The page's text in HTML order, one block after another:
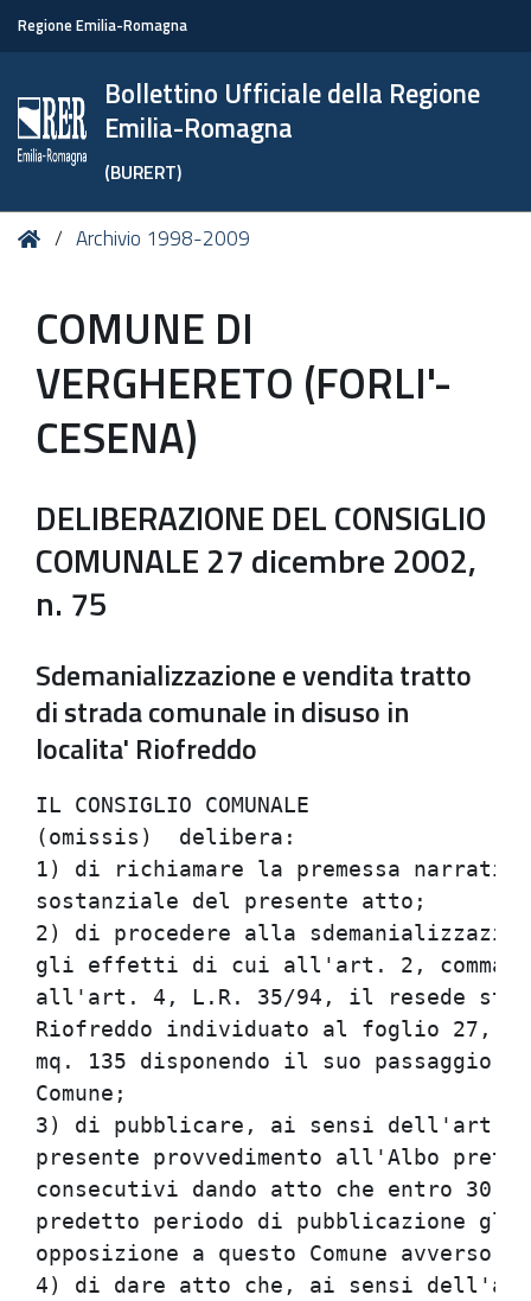
Regione Emilia-Romagna
Bollettino Ufficiale della Regione
Emilia-Romagna
(BURERT)
Tu HomeArchivio 1998-2009
COMUNE DI
VERGHERETO (FORLI'-
CESENA)
DELIBERAZIONE DEL CONSIGLIO
COMUNALE 27 dicembre 2002,
n. 75
Sdemanializzazione e vendita tratto
di strada comunale in disuso in
localita' Riofreddo
IL
1) di richiamare la premessa
sostanziale
2) di procedere alla
gli effetti di cui all'art. 2,
all'art. 4, L.R. 35/94, il
Riofreddo individuato al
mq. 135 disponendo il suo
3) di pubblicare, ai sensi
presente provvedimento
consecutivi dando atto che
predetto periodo di
opposizione a questo
4) di dare atto che, ai sensi